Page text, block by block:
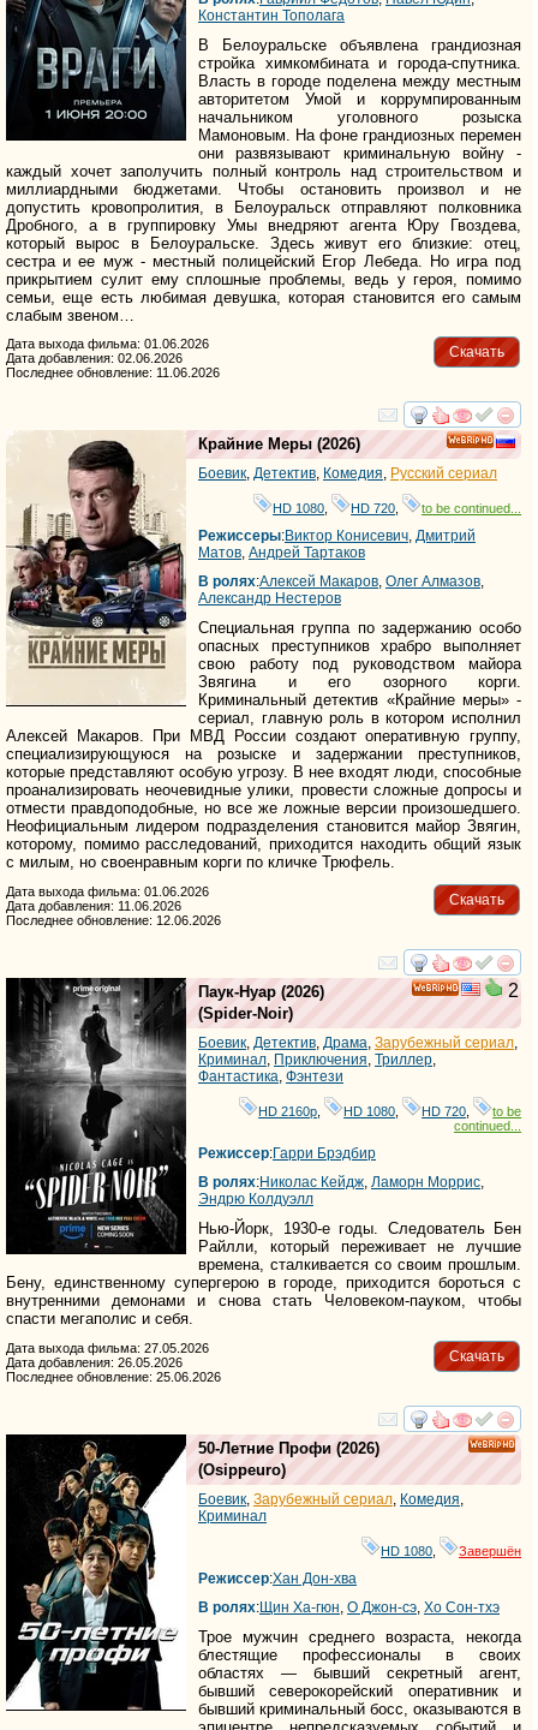
Константин Тополага
В Белоуральске объявлена грандиозная
стройка химкомбината и города-спутника.
Власть в городе поделена между местным
авторитетом Умой и коррумпированным
начальником уголовного розыска
Мамоновым. На фоне грандиозных перемен
они развязывают криминальную войну -
каждый хочет заполучить полный контроль над строительством и
миллиардными бюджетами. Чтобы остановить произвол и не
допустить кровопролития, в Белоуральск отправляют полковника
Дробного, а в группировку Умы внедряют агента Юру Гвоздева,
который вырос в Белоуральске. Здесь живут его близкие: отец,
сестра и ее муж - местный полицейский Егор Лебеда. Но игра под
прикрытием сулит ему сплошные проблемы, ведь у героя, помимо
семьи, еще есть любимая девушка, которая становится его самым
слабым звеном…
Скачать
Дата выхода фильма: 01.06.2026
Дата добавления: 02.06.2026
Последнее обновление: 11.06.2026
смотреть
HD
Крайние Меры (2026)
Боевик, Детектив, Комедия, Русский сериал
HD 1080 HD 720 to be continued...
Режиссеры:Виктор Конисевич, Дмитрий
Матов, Андрей Тартаков
В ролях:Алексей Макаров, Олег Алмазов,
Александр Нестеров
Специальная группа по задержанию особо
опасных преступников храбро выполняет
свою работу под руководством майора
Звягина и его озорного корги.
Криминальный детектив «Крайние меры» -
сериал, главную роль в котором исполнил
Алексей Макаров. При МВД России создают оперативную группу,
специализирующуюся на розыске и задержании преступников,
которые представляют особую угрозу. В нее входят люди, способные
проанализировать неочевидные улики, провести сложные допросы и
отмести правдоподобные, но все же ложные версии произошедшего.
Неофициальным лидером подразделения становится майор Звягин,
которому, помимо расследований, приходится находить общий язык
с милым, но своенравным корги по кличке Трюфель.
Скачать
Дата выхода фильма: 01.06.2026
Дата добавления: 11.06.2026
Последнее обновление: 12.06.2026
смотреть
2
Паук-Нуар (2026)
(Spider-Noir)
Боевик, Детектив, Драма, Зарубежный сериал,
Криминал, Приключения, Триллер,
Фантастика, Фэнтези
HD 2160р HD 1080 HD 720
to be
continued...
Режиссер:Гарри Брэдбир
В ролях:Николас Кейдж, Ламорн Моррис,
Эндрю Колдуэлл
Нью-Йорк, 1930-е годы. Следователь Бен
Райлли, который переживает не лучшие
времена, сталкивается со своим прошлым.
Бену, единственному супергерою в городе, приходится бороться с
внутренними демонами и снова стать Человеком-пауком, чтобы
спасти мегаполис и себя.
Скачать
Дата выхода фильма: 27.05.2026
Дата добавления: 26.05.2026
Последнее обновление: 25.06.2026
смотреть
50-Летние Профи (2026)
(Osippeuro)
Боевик, Зарубежный сериал, Комедия,
Криминал
HD 1080 Завершён
Режиссер:Хан Дон-хва
В ролях:Щин Ха-гюн, О Джон-сэ, Хо Сон-тхэ
Трое мужчин среднего возраста, некогда
блестящие профессионалы в своих
областях — бывший секретный агент,
бывший северокорейский оперативник и
бывший криминальный босс, оказываются в